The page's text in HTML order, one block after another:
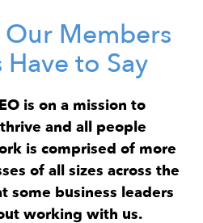
Members
to Say
is on a mission to
and all people
is comprised of more
of all sizes across the
some business leaders
working with us.